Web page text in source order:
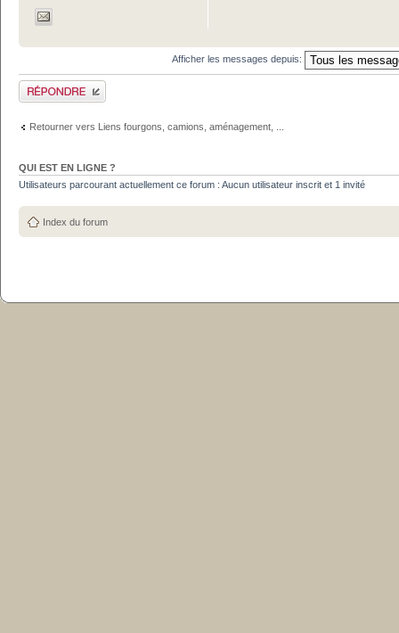
Afficher les messages depuis:
Publier une réponse
Retourner vers Liens fourgons, camions, aménagement, ...
QUI EST EN LIGNE ?
Utilisateurs parcourant actuellement ce forum : Aucun utilisateur inscrit et 1 invité
Index du forum